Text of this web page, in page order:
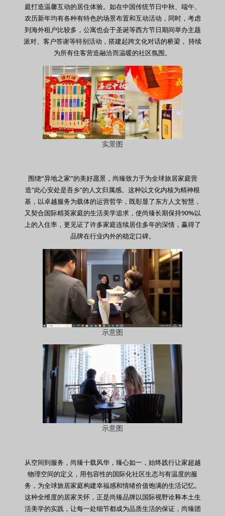
庭打造温馨互动的居住体验。如在中国传统节日中秋、端午、
农历新年均有各种有特色的场景布置和互动活动，同时，考虑
到海外租户比较多，公寓也会于圣诞等西方节日期间举办主题
派对、客户答谢等特别活动，搭建起跨文化对话的桥梁， 持续
为所有住客营造融洽而温暖的社区氛围。
实景图
围绕“异地之家”的美好愿景，尚臻致力于为全球旅居家庭营
造"此心安处是吾乡"的人文归属感。这种以文化内核为精神根
基，以卓越服务为载体的运营哲学，既彰显了东方人文智慧，
又契合国际精英家庭的生活美学追求，使尚臻长期保持90%以
上的入住率，更见证了许多家庭连续居住多年的深情，赢得了
品牌在行业内外的稳定口碑。
示意图
示意图
从空间到服务，尚臻十载风华，臻心如一，始终践行让家超越
物理空间的定义，用包容性的国际化社区生态与有温度的服
务，为全球旅居家庭构建幸福感和情绪价值饱满的生活记忆。
这种全维度的居家关怀，正是尚臻品牌以国际视野诠释本土生
活美学的实践，让每一处细节都成为品质生活的保证，尚臻团